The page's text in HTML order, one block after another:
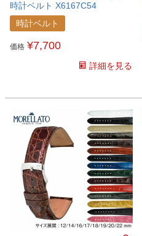
時計ベルト X6167C54
時計ベルト
価格 ¥7,700
詳細を見る